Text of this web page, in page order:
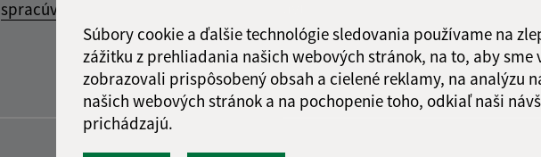
Súbory cookie a ďalšie technológie sledovania používame na
zážitku z prehliadania našich webových stránok, na to, aby sme
zobrazovali prispôsobený obsah a cielené reklamy, na analýzu
našich webových stránok a na pochopenie toho, odkiaľ naši
prichádzajú.
spracúvaním